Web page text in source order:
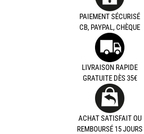
PAIEMENT SÉCURISÉ
CB, PAYPAL, CHÈQUE
LIVRAISON RAPIDE
GRATUITE DÈS 35€
ACHAT SATISFAIT OU
REMBOURSÉ 15 JOURS